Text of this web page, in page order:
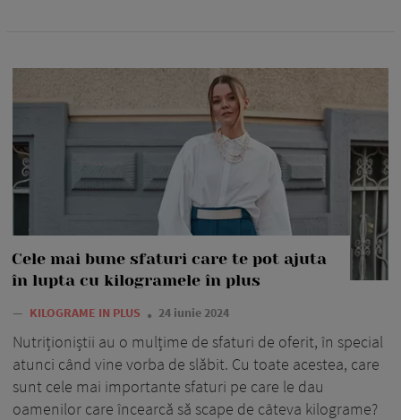
Cele mai bune sfaturi care te pot ajuta
în lupta cu kilogramele în plus
— KILOGRAME IN PLUS 24 iunie 2024
Nutriționiștii au o mulțime de sfaturi de oferit, în special
atunci când vine vorba de slăbit. Cu toate acestea, care
sunt cele mai importante sfaturi pe care le dau
oamenilor care încearcă să scape de câteva kilograme?